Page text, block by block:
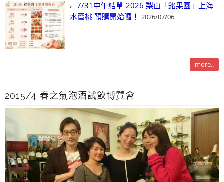
7/31中午結單-2026 梨山「銘果園」上海
水蜜桃 預購開始囉！ 2026/07/06
more..
2015/4 春之氣泡酒試飲博覽會